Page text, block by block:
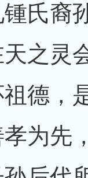
氏裔
之灵
德，
为先